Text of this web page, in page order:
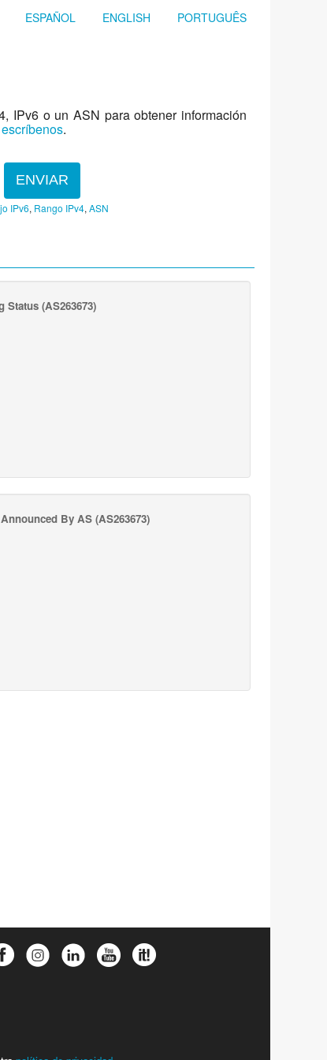
ESPAÑOL ENGLISH PORTUGUÊS
IPv6 o un ASN para obtener información
escríbenos.
ENVIAR
IPv6, Rango IPv4, ASN
Status (AS263673)
By AS (AS263673)